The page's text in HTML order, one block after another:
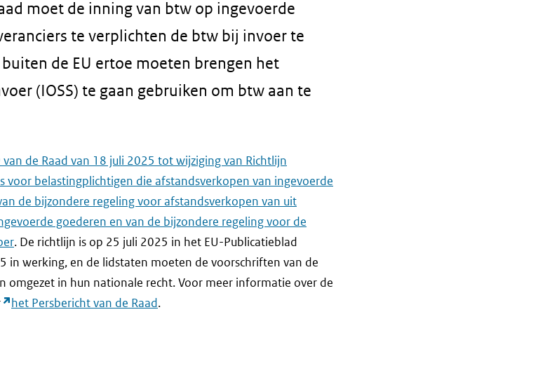
moet de inning van btw op ingevoerde
te verplichten de btw bij invoer te
de EU ertoe moeten brengen het
(IOSS) te gaan gebruiken om btw aan te
de Raad van 18 juli 2025 tot wijziging van Richtlijn
belastingplichtigen die afstandsverkopen van ingevoerde
de bijzondere regeling voor afstandsverkopen van uit
goederen en van de bijzondere regeling voor de
. De richtlijn is op 25 juli 2025 in het EU-Publicatieblad
in werking, en de lidstaten moeten de voorschriften van de
in hun nationale recht. Voor meer informatie over de
het Persbericht van de Raad.